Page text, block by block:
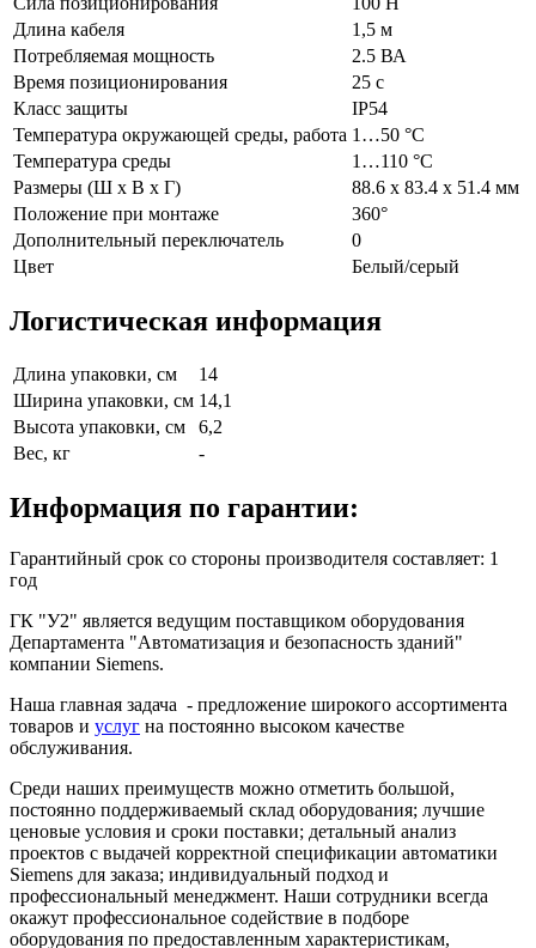
Длина кабеля
1,5 м
Потребляемая мощность
2.5 ВА
Время позиционирования
25 с
Класс защиты
IP54
Температура окружающей среды, работа 1…50 °C
Температура среды
1…110 °C
Размеры (Ш х В х Г)
88.6 x 83.4 x 51.4 мм
Положение при монтаже
360°
Дополнительный переключатель
0
Цвет
Белый/серый
Логистическая информация
Длина упаковки, см
14
Ширина упаковки, см 14,1
Высота упаковки, см
6,2
Вес, кг
-
Информация по гарантии:
Гарантийный срок со стороны производителя составляет: 1
год
ГК "У2" является ведущим поставщиком оборудования
Департамента "Автоматизация и безопасность зданий"
компании Siemens.
Наша главная задача - предложение широкого ассортимента
товаров и услуг на постоянно высоком качестве
обслуживания.
Среди наших преимуществ можно отметить большой,
постоянно поддерживаемый склад оборудования; лучшие
ценовые условия и сроки поставки; детальный анализ
проектов с выдачей корректной спецификации автоматики
Siemens для заказа; индивидуальный подход и
профессиональный менеджмент. Наши сотрудники всегда
окажут профессиональное содействие в подборе
оборудования по предоставленным характеристикам,